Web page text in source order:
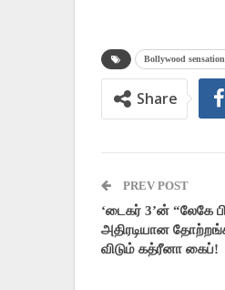
Bollywood
Share
PREV POST
‘டைகர் 3’ன் “லேகே
அதிரடியான
விடும் கத்ரீனா கைப்!